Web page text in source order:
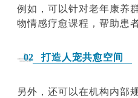
例如，可以针对老年康养
物情感疗愈课程，帮助患
02 打造人宠共愈空间
另外，还可以在机构内部